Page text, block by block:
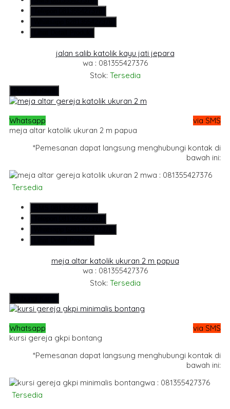
jalan salib katolik kayu jati jepara
wa : 081355427376
Stok: Tersedia
Whatsapp
via SMS
meja altar katolik ukuran 2 m papua
*Pemesanan dapat langsung menghubungi kontak di
bawah ini:
wa : 081355427376
Tersedia
meja altar katolik ukuran 2 m papua
wa : 081355427376
Stok: Tersedia
Whatsapp
via SMS
kursi gereja gkpi bontang
*Pemesanan dapat langsung menghubungi kontak di
bawah ini:
wa : 081355427376
Tersedia